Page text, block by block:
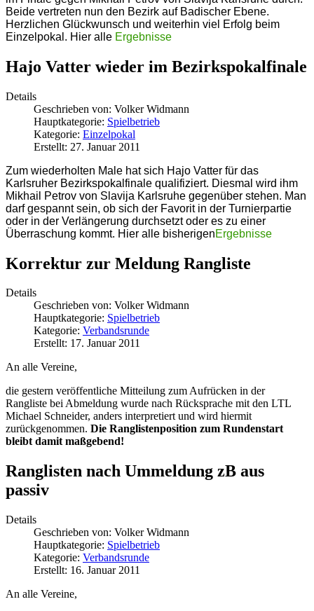
Beide vertreten nun den Bezirk auf Badischer Ebene.
Herzlichen Glückwunsch und weiterhin viel Erfolg beim
Einzelpokal. Hier alle Ergebnisse
Hajo Vatter wieder im Bezirkspokalfinale
Details
Geschrieben von: Volker Widmann
Hauptkategorie: Spielbetrieb
Kategorie: Einzelpokal
Erstellt: 27. Januar 2011
Zum wiederholten Male hat sich Hajo Vatter für das
Karlsruher Bezirkspokalfinale qualifiziert. Diesmal wird ihm
Mikhail Petrov von Slavija Karlsruhe gegenüber stehen. Man
darf gespannt sein, ob sich der Favorit in der Turnierpartie
oder in der Verlängerung durchsetzt oder es zu einer
Überraschung kommt. Hier alle bisherigenErgebnisse
Korrektur zur Meldung Rangliste
Details
Geschrieben von: Volker Widmann
Hauptkategorie: Spielbetrieb
Kategorie: Verbandsrunde
Erstellt: 17. Januar 2011
An alle Vereine,
die gestern veröffentliche Mitteilung zum Aufrücken in der
Rangliste bei Abmeldung wurde nach Rücksprache mit den LTL
Michael Schneider, anders interpretiert und wird hiermit
zurückgenommen. Die Ranglistenposition zum Rundenstart
bleibt damit maßgebend!
Ranglisten nach Ummeldung zB aus
passiv
Details
Geschrieben von: Volker Widmann
Hauptkategorie: Spielbetrieb
Kategorie: Verbandsrunde
Erstellt: 16. Januar 2011
An alle Vereine,